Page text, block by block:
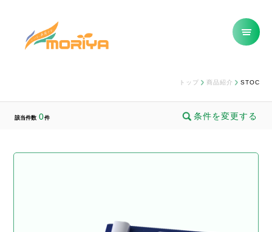
トップ 商品紹介 STOC
該当件数 0件 条件を変更する